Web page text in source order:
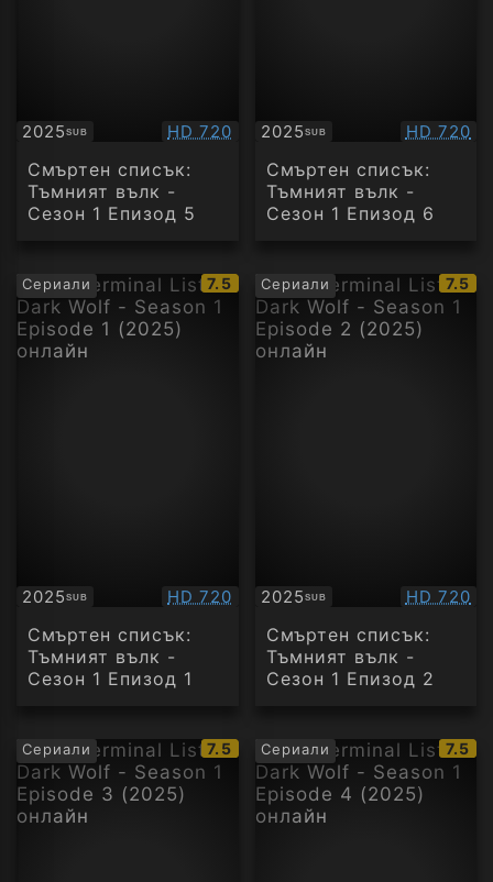
2025SUB
Субтитри Качество:
HD 720
Смъртен списък:
Тъмният вълк -
Сезон 1 Епизод 5
2025SUB
Субтитри HD 720
Смъртен списък:
Тъмният вълк -
Сезон 1 Епизод 6
Сериали
IMDb
рейтинг:
7.5
2025SUB
Субтитри Качество:
HD 720
Смъртен списък:
Тъмният вълк -
Сезон 1 Епизод 1
Сериали
IMDb
7.5
2025SUB
Субтитри HD 720
Смъртен списък:
Тъмният вълк -
Сезон 1 Епизод 2
Сериали
IMDb
рейтинг:
7.5 Сериали
IMDb
7.5